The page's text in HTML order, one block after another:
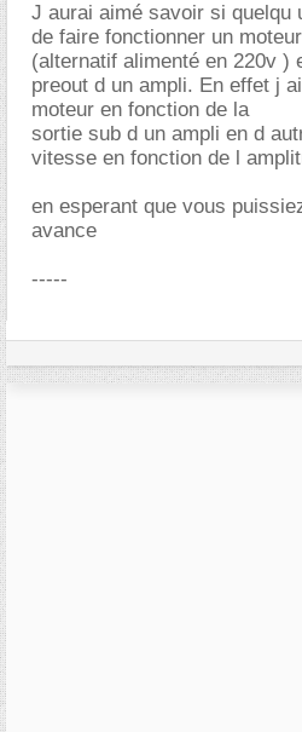
J aurai aimé savoir si quelqu
de faire fonctionner un moteur
(alternatif alimenté en 220v )
preout d un ampli. En effet j
moteur en fonction de la
sortie sub d un ampli en d
vitesse en fonction de l
en esperant que vous
avance
-----